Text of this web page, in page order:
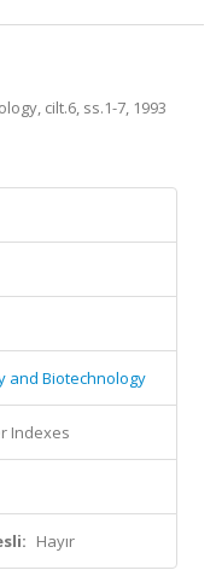
cilt.6, ss.1-7, 1993
and Biotechnology
Indexes
Hayır